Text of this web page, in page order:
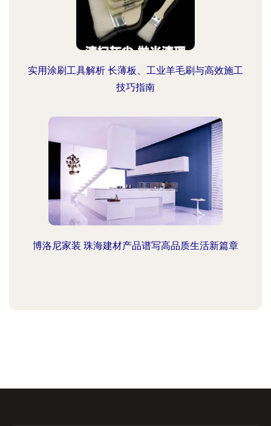
实用涂刷工具解析 长薄板、工业羊毛刷与高效施工
技巧指南
博洛尼家装 珠海建材产品谱写高品质生活新篇章